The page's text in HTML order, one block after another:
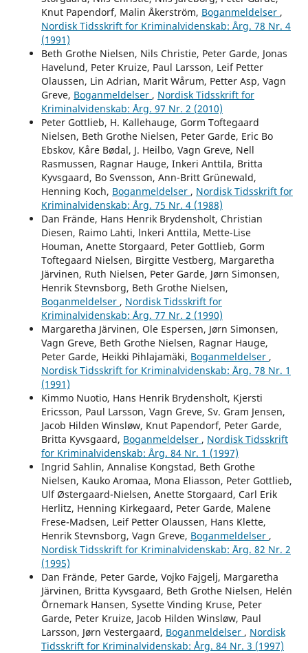
Knut Papendorf, Malin Åkerström, Boganmeldelser ,
Nordisk Tidsskrift for Kriminalvidenskab: Årg. 78 Nr. 4
(1991)
Beth Grothe Nielsen, Nils Christie, Peter Garde, Jonas
Havelund, Peter Kruize, Paul Larsson, Leif Petter
Olaussen, Lin Adrian, Marit Wårum, Petter Asp, Vagn
Greve, Boganmeldelser , Nordisk Tidsskrift for
Kriminalvidenskab: Årg. 97 Nr. 2 (2010)
Peter Gottlieb, H. Kallehauge, Gorm Toftegaard
Nielsen, Beth Grothe Nielsen, Peter Garde, Eric Bo
Ebskov, Kåre Bødal, J. Heilbo, Vagn Greve, Nell
Rasmussen, Ragnar Hauge, Inkeri Anttila, Britta
Kyvsgaard, Bo Svensson, Ann-Britt Grünewald,
Henning Koch, Boganmeldelser , Nordisk Tidsskrift for
Kriminalvidenskab: Årg. 75 Nr. 4 (1988)
Dan Frände, Hans Henrik Brydensholt, Christian
Diesen, Raimo Lahti, lnkeri Anttila, Mette-Lise
Houman, Anette Storgaard, Peter Gottlieb, Gorm
Toftegaard Nielsen, Birgitte Vestberg, Margaretha
Järvinen, Ruth Nielsen, Peter Garde, Jørn Simonsen,
Henrik Stevnsborg, Beth Grothe Nielsen,
Boganmeldelser , Nordisk Tidsskrift for
Kriminalvidenskab: Årg. 77 Nr. 2 (1990)
Margaretha Järvinen, Ole Espersen, Jørn Simonsen,
Vagn Greve, Beth Grothe Nielsen, Ragnar Hauge,
Peter Garde, Heikki Pihlajamäki, Boganmeldelser ,
Nordisk Tidsskrift for Kriminalvidenskab: Årg. 78 Nr. 1
(1991)
Kimmo Nuotio, Hans Henrik Brydensholt, Kjersti
Ericsson, Paul Larsson, Vagn Greve, Sv. Gram Jensen,
Jacob Hilden Winsløw, Knut Papendorf, Peter Garde,
Britta Kyvsgaard, Boganmeldelser , Nordisk Tidsskrift
for Kriminalvidenskab: Årg. 84 Nr. 1 (1997)
Ingrid Sahlin, Annalise Kongstad, Beth Grothe
Nielsen, Kauko Aromaa, Mona Eliasson, Peter Gottlieb,
Ulf Østergaard-Nielsen, Anette Storgaard, Carl Erik
Herlitz, Henning Kirkegaard, Peter Garde, Malene
Frese-Madsen, Leif Petter Olaussen, Hans Klette,
Henrik Stevnsborg, Vagn Greve, Boganmeldelser ,
Nordisk Tidsskrift for Kriminalvidenskab: Årg. 82 Nr. 2
(1995)
Dan Frände, Peter Garde, Vojko Fajgelj, Margaretha
Järvinen, Britta Kyvsgaard, Beth Grothe Nielsen, Helén
Örnemark Hansen, Sysette Vinding Kruse, Peter
Garde, Peter Kruize, Jacob Hilden Winsløw, Paul
Larsson, Jørn Vestergaard, Boganmeldelser , Nordisk
Tidsskrift for Kriminalvidenskab: Årg. 84 Nr. 3 (1997)